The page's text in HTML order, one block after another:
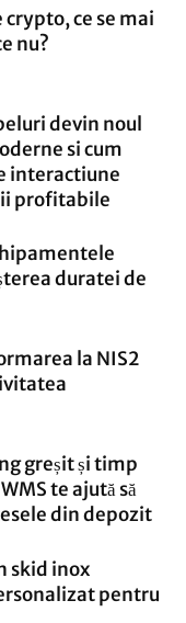
crypto, ce se mai
nu?
devin noul
si cum
interactiune
profitabile
duratei de
la NIS2
greșit și timp
te ajută să
din depozit
skid inox
pentru